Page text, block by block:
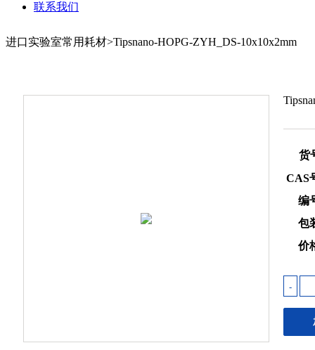
联系我们
进口实验室常用耗材>Tipsnano-HOPG-ZYH_DS-10x10x2mm
货
CAS
编
包
价
-